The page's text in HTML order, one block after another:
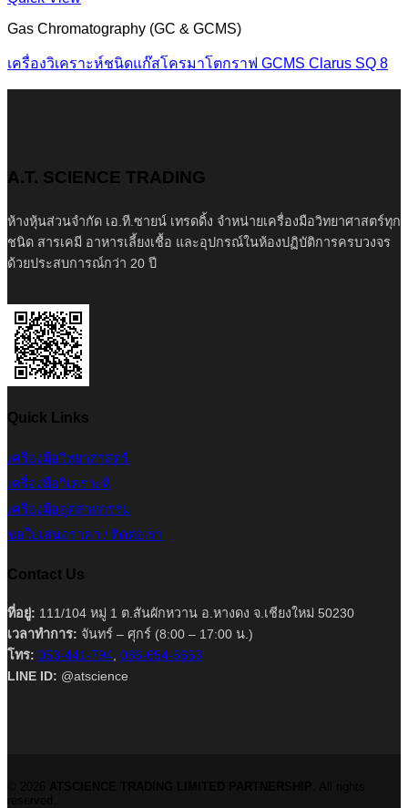
Gas Chromatography (GC & GCMS)
เครื่องวิเคราะห์ชนิดแก๊สโครมาโตกราฟ GCMS Clarus SQ 8
A.T. SCIENCE TRADING
ห้างหุ้นส่วนจำกัด เอ.ที.ซายน์ เทรดดิ้ง จำหน่ายเครื่องมือวิทยาศาสตร์ทุก
ชนิด สารเคมี อาหารเลี้ยงเชื้อ และอุปกรณ์ในห้องปฏิบัติการครบวงจร
ด้วยประสบการณ์กว่า 20 ปี
Quick Links
เครื่องมือวิทยาศาสตร์
เครื่องมือวิเคราะห์
เครื่องมืออุตสาหกรรม
ขอใบเสนอราคา / ติดต่อเรา
Contact Us
ที่อยู่: 111/104 หมู่ 1 ต.สันผักหวาน อ.หางดง จ.เชียงใหม่ 50230
เวลาทำการ: จันทร์ – ศุกร์ (8:00 – 17:00 น.)
โทร: 053-441-794 086-654-5653
LINE ID: @atscience